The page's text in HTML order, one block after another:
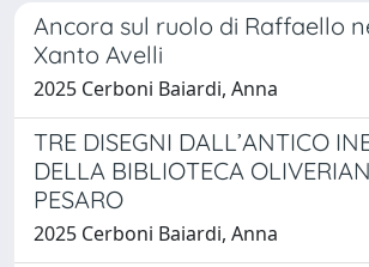
Ancora sul ruolo di Raffaello
Xanto Avelli
2025 Cerboni Baiardi, Anna
TRE DISEGNI DALL’ANTICO
DELLA BIBLIOTECA
PESARO
2025 Cerboni Baiardi, Anna